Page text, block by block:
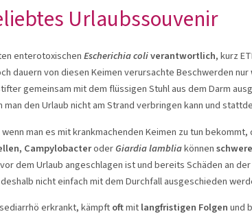
Urlaubssouvenir
enterotoxischenEscherichia coliverantwortlich, kurz
dauern von diesen Keimen verursachte Beschwerden nur
gemeinsam mit dem flüssigen Stuhl aus dem Darm
den Urlaub nicht am Strand verbringen kann und
man es mit krankmachenden Keimen zu tun
CampylobacteroderGiardia lambliakönnen
dem Urlaub angeschlagen ist und bereits Schäden an
nicht einfach mit dem Durchfall ausgeschieden
erkrankt, kämpftoftmitlangfristigen Folgenund